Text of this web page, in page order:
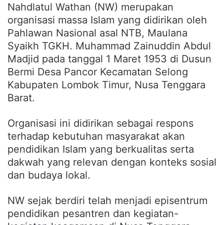
Nahdlatul Wathan (NW) merupakan
organisasi massa Islam yang didirikan oleh
Pahlawan Nasional asal NTB, Maulana
Syaikh TGKH. Muhammad Zainuddin Abdul
Madjid pada tanggal 1 Maret 1953 di Dusun
Bermi Desa Pancor Kecamatan Selong
Kabupaten Lombok Timur, Nusa Tenggara
Barat.
Organisasi ini didirikan sebagai respons
terhadap kebutuhan masyarakat akan
pendidikan Islam yang berkualitas serta
dakwah yang relevan dengan konteks sosial
dan budaya lokal.
NW sejak berdiri telah menjadi episentrum
pendidikan pesantren dan kegiatan-